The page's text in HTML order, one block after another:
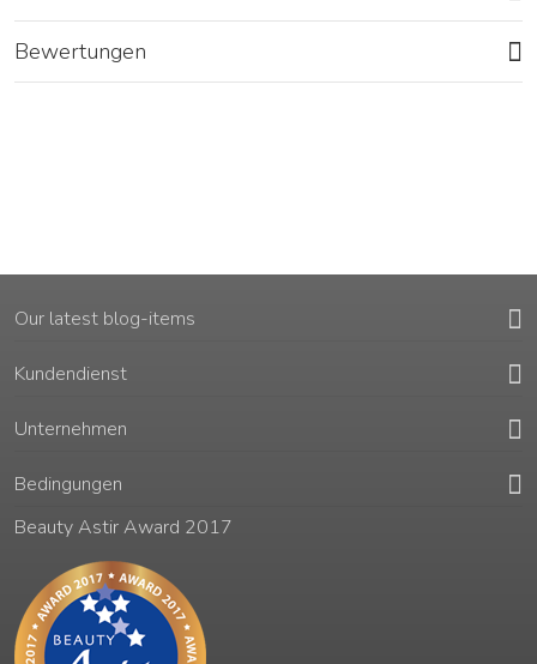
Bewertungen
Our latest blog-items
Kundendienst
Unternehmen
Bedingungen
Beauty Astir Award 2017